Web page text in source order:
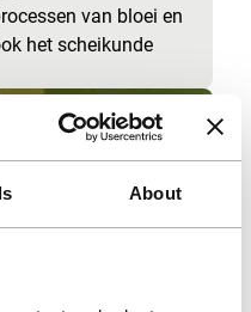
About
van bloei en
het scheikunde